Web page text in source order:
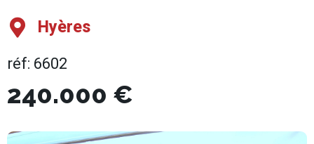
Hyères
réf: 6602
240.000 €